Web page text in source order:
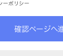
ーポリシー
確認ページへ